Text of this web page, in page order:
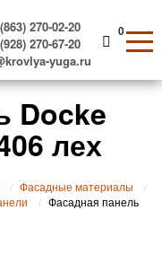
270-02-20
270-67-20
yuga.ru
0
Docke
лех
Фасадные материалы
Фасадная панель